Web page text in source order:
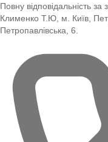
Повну відповідальність
Клименко Т.Ю, м. Київ,
Петропавлівська, 6.